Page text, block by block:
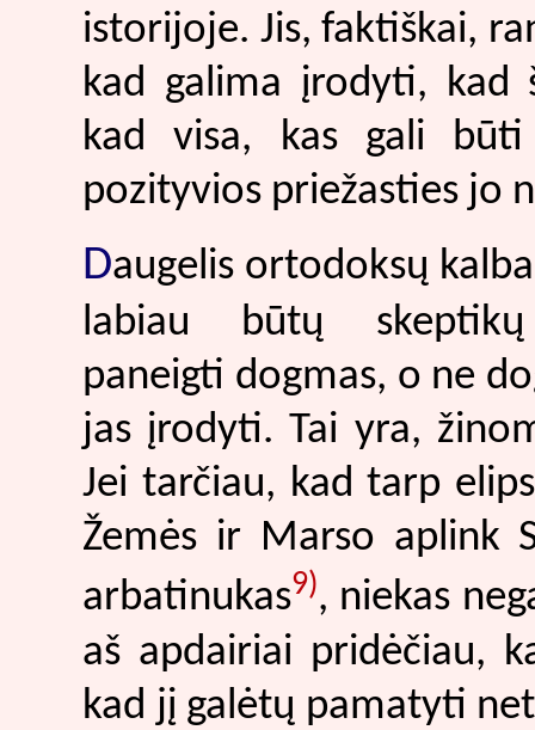
istorijoje. Jis, faktiškai,
kad galima įrodyti, kad
kad visa, kas gali
pozityvios priežasties jo
Daugelis ortodoksų
labiau būtų
paneigti dogmas, o ne
jas įrodyti. Tai yra,
Jei tarčiau, kad tarp
Žemės ir Marso aplink
arbatinukas9), niekas
aš apdairiai pridėčiau,
kad jį galėtų pamatyti